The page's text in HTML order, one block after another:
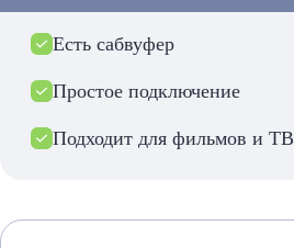
Есть сабвуфер
Простое подключение
Подходит для фильмов и ТВ